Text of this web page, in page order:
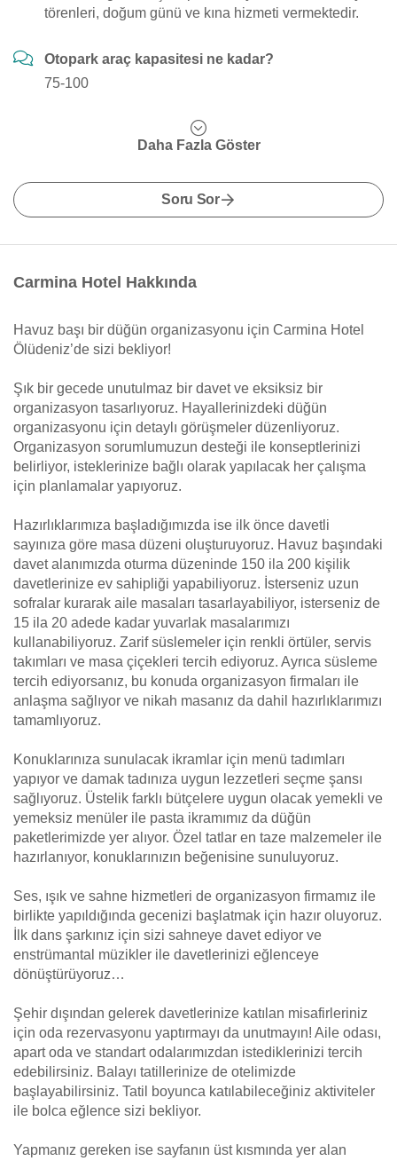
törenleri, doğum günü ve kına hizmeti vermektedir.
Otopark araç kapasitesi ne kadar?
75-100
Daha Fazla Göster
Soru Sor
Carmina Hotel Hakkında
Havuz başı bir düğün organizasyonu için Carmina Hotel
Ölüdeniz’de sizi bekliyor!
Şık bir gecede unutulmaz bir davet ve eksiksiz bir
organizasyon tasarlıyoruz. Hayallerinizdeki düğün
organizasyonu için detaylı görüşmeler düzenliyoruz.
Organizasyon sorumlumuzun desteği ile konseptlerinizi
belirliyor, isteklerinize bağlı olarak yapılacak her çalışma
için planlamalar yapıyoruz.
Hazırlıklarımıza başladığımızda ise ilk önce davetli
sayınıza göre masa düzeni oluşturuyoruz. Havuz başındaki
davet alanımızda oturma düzeninde 150 ila 200 kişilik
davetlerinize ev sahipliği yapabiliyoruz. İsterseniz uzun
sofralar kurarak aile masaları tasarlayabiliyor, isterseniz de
15 ila 20 adede kadar yuvarlak masalarımızı
kullanabiliyoruz. Zarif süslemeler için renkli örtüler, servis
takımları ve masa çiçekleri tercih ediyoruz. Ayrıca süsleme
tercih ediyorsanız, bu konuda organizasyon firmaları ile
anlaşma sağlıyor ve nikah masanız da dahil hazırlıklarımızı
tamamlıyoruz.
Konuklarınıza sunulacak ikramlar için menü tadımları
yapıyor ve damak tadınıza uygun lezzetleri seçme şansı
sağlıyoruz. Üstelik farklı bütçelere uygun olacak yemekli ve
yemeksiz menüler ile pasta ikramımız da düğün
paketlerimizde yer alıyor. Özel tatlar en taze malzemeler ile
hazırlanıyor, konuklarınızın beğenisine sunuluyoruz.
Ses, ışık ve sahne hizmetleri de organizasyon firmamız ile
birlikte yapıldığında gecenizi başlatmak için hazır oluyoruz.
İlk dans şarkınız için sizi sahneye davet ediyor ve
enstrümantal müzikler ile davetlerinizi eğlenceye
dönüştürüyoruz…
Şehir dışından gelerek davetlerinize katılan misafirleriniz
için oda rezervasyonu yaptırmayı da unutmayın! Aile odası,
apart oda ve standart odalarımızdan istediklerinizi tercih
edebilirsiniz. Balayı tatillerinize de otelimizde
başlayabilirsiniz. Tatil boyunca katılabileceğiniz aktiviteler
ile bolca eğlence sizi bekliyor.
Yapmanız gereken ise sayfanın üst kısmında yer alan